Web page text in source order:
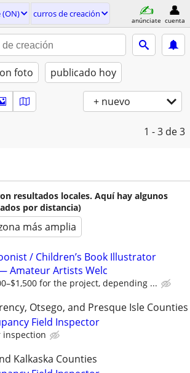
(ON) curros de creación
anúnciate cuenta
foto publicado hoy
+ nuevo
1 - 3 de 3
resultados locales. Aquí hay algunos
por distancia)
más amplia
/ Children’s Book Illustrator
Amateur Artists Welc
for the project, depending ...
Otsego, and Presque Isle Counties
Field Inspector
inspection
Kalkaska Counties